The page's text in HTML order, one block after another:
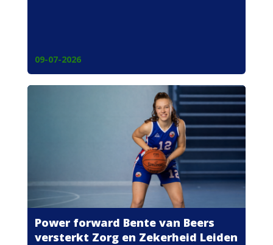
09-07-2026
Power forward Bente van Beers
versterkt Zorg en Zekerheid Leiden